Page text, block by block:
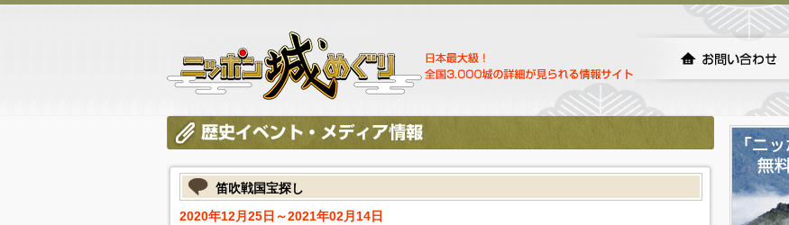
笛吹戦国宝探し
2020年12月25日～2021年02月14日